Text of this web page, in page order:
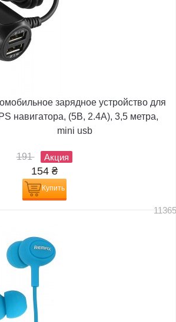
зарядное устройство для
навигатора, (5В, 2.4А), 3,5 метра,
mini usb
191 Акция
154 ₴
Купить